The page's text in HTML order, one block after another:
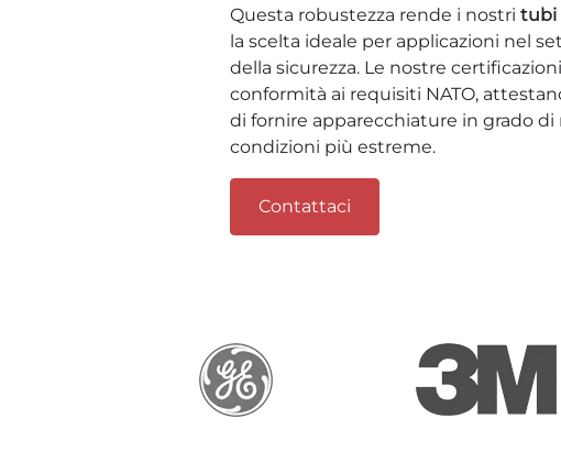
Questa robustezza rende i nostri tubi
la scelta ideale per applicazioni nel
della sicurezza. Le nostre
conformità ai requisiti NATO,
di fornire apparecchiature in grado di
condizioni più estreme.
Contattaci